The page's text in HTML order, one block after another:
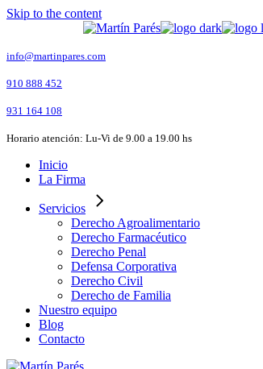
Skip to the content
info@martinpares.com
910 888 452
931 164 108
Horario atención: Lu-Vi de 9.00 a 19.00 hs
Inicio
La Firma
Servicios
Derecho Agroalimentario
Derecho Farmacéutico
Derecho Penal
Defensa Corporativa
Derecho Civil
Derecho de Familia
Nuestro equipo
Blog
Contacto